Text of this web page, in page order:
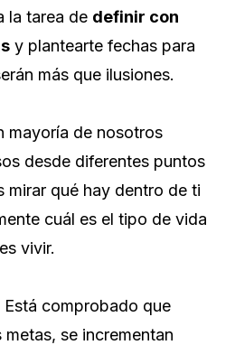
la tarea de definir con
y plantearte fechas para
más que ilusiones.
mayoría de nosotros
desde diferentes puntos
mirar qué hay dentro de ti
cuál es el tipo de vida
vivir.
Está comprobado que
se incrementan